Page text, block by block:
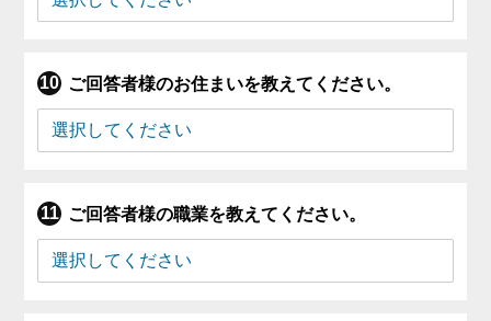
ご回答者様のお住まいを教えてください。
ご回答者様の職業を教えてください。